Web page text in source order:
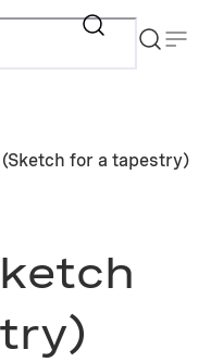
for a tapestry)